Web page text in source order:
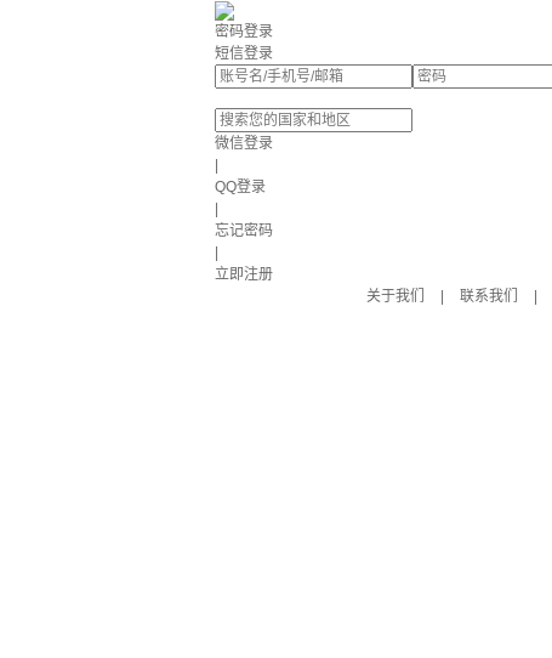
密码登录
短信登录
微信登录
QQ登录
忘记密码
立即注册
关于我们
联系我们